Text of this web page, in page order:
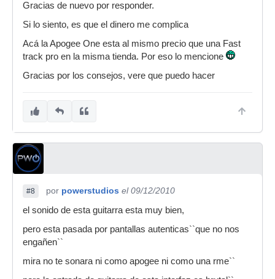
Gracias de nuevo por responder.
Si lo siento, es que el dinero me complica
Acá la Apogee One esta al mismo precio que una Fast
track pro en la misma tienda. Por eso lo mencione
Gracias por los consejos, vere que puedo hacer
#8 por powerstudios el 09/12/2010
el sonido de esta guitarra esta muy bien,
pero esta pasada por pantallas autenticas``que no nos
engañen``
mira no te sonara ni como apogee ni como una rme``